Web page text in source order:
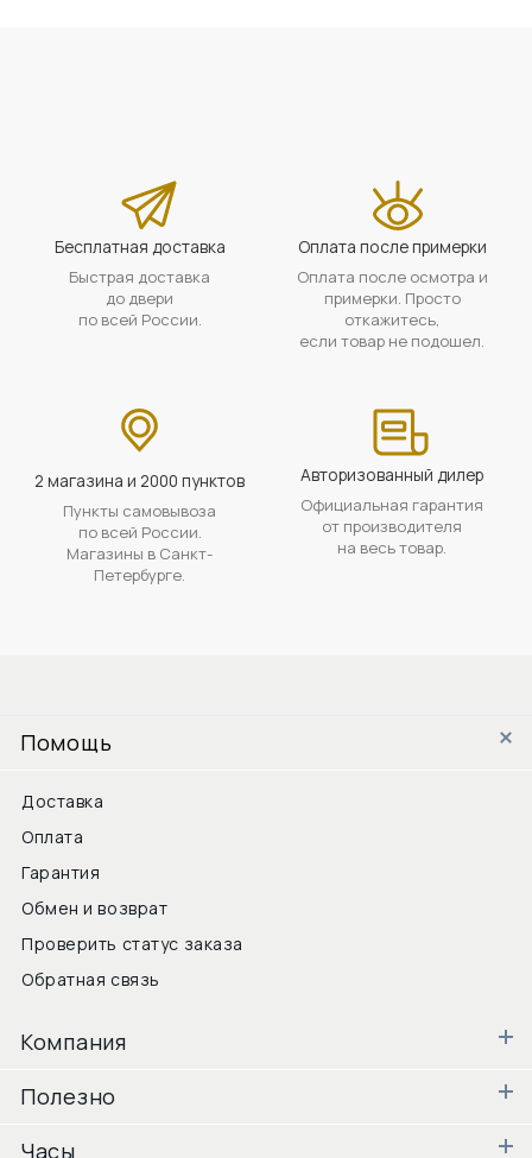
Бесплатная доставка
Быстрая доставка
до двери
по всей России.
Оплата после примерки
Оплата после осмотра и
примерки. Просто
откажитесь,
если товар не подошел.
2 магазина и 2000 пунктов
Пункты самовывоза
по всей России.
Магазины в Санкт-
Петербурге.
Авторизованный дилер
Официальная гарантия
от производителя
на весь товар.
Помощь
Доставка
Оплата
Гарантия
Обмен и возврат
Проверить статус заказа
Обратная связь
Компания
Полезно
Часы